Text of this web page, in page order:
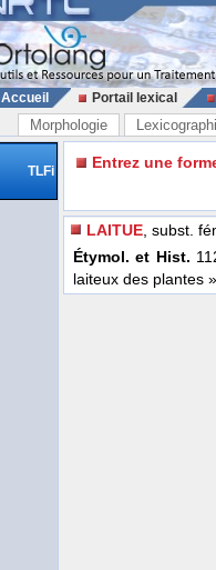
Accueil Portail lexical
Morphologie
TLFi Entrez une
LAITUE , subst.
Étymol. et Hist.
laiteux des plantes